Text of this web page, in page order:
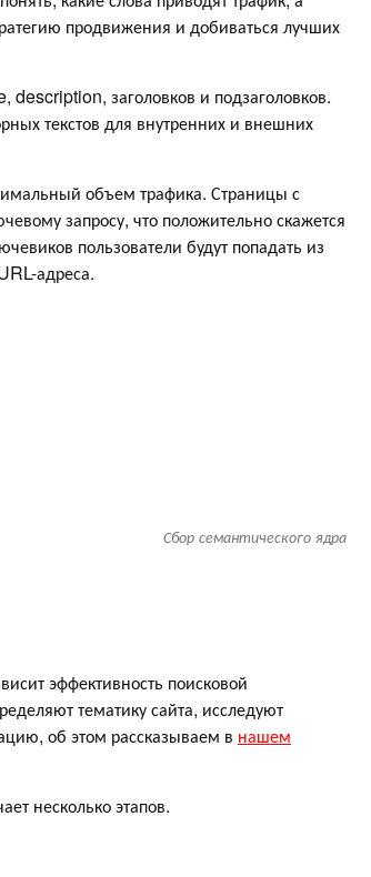
продвижения и добиваться лучших
заголовков и подзаголовков.
текстов для внутренних и внешних
объем трафика. Страницы с
запросу, что положительно скажется
пользователи будут попадать из
адреса.
Сбор семантического ядра
эффективность поисковой
тематику сайта, исследуют
об этом рассказываем в нашем
несколько этапов.